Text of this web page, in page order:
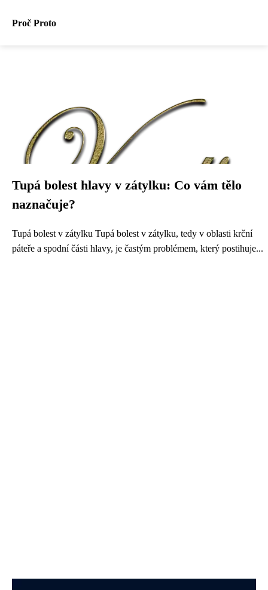
Proč Proto
Tupá bolest hlavy v zátylku: Co vám tělo
naznačuje?
Tupá bolest v zátylku Tupá bolest v zátylku, tedy v oblasti krční
páteře a spodní části hlavy, je častým problémem, který postihuje...